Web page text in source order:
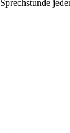
Sprechstunde